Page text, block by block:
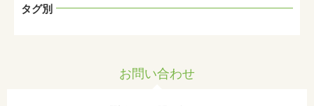
タグ別
お問い合わせ